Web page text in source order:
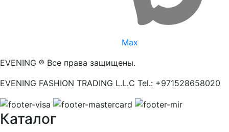
Max
EVENING ® Все права защищены.
EVENING FASHION TRADING L.L.C Tel.: +971528658020
Каталог